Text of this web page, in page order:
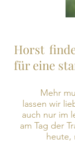
Horst
für eine
Mehr
lassen wir
auch nur im
am Tag der
heute,